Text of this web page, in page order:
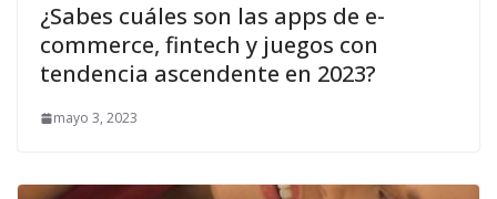
¿Sabes cuáles son las apps de e-
commerce, fintech y juegos con
tendencia ascendente en 2023?
mayo 3, 2023